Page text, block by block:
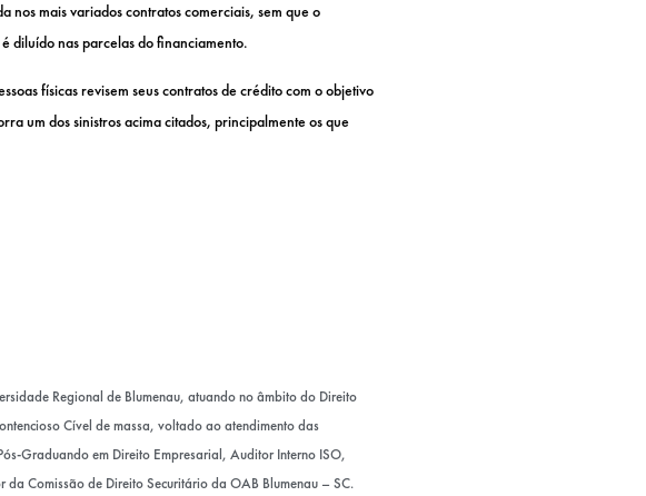
nos mais variados contratos comerciais, sem que o
diluído nas parcelas do financiamento.
físicas revisem seus contratos de crédito com o objetivo
um dos sinistros acima citados, principalmente os que
Regional de Blumenau, atuando no âmbito do Direito
Cível de massa, voltado ao atendimento das
Graduando em Direito Empresarial, Auditor Interno ISO,
Comissão de Direito Securitário da OAB Blumenau – SC.